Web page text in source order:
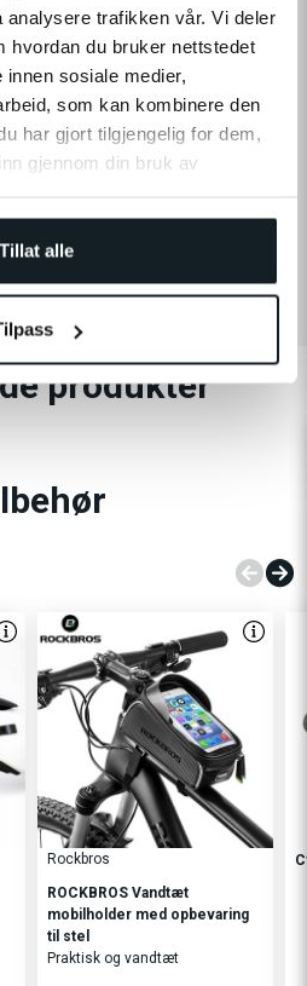
analysere trafikken vår. Vi deler
hvordan du bruker nettstedet
sosiale medier,
som kan kombinere den
har gjort tilgjengelig for dem,
gjennom din bruk av
Tillat alle
produkter
Rockbros
ROCKBROS Vandtæt
mobilholder med opbevaring
til stel
Praktisk og vandtæt